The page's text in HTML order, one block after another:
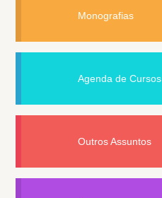
Monografias
Agenda de Cursos
Outros Assuntos